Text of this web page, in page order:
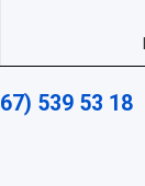
539 53 18